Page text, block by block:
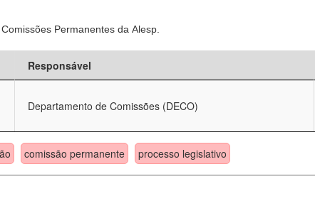
Permanentes da Alesp.
Responsável
Departamento de Comissões (DECO)
comissão permanente processo legislativo